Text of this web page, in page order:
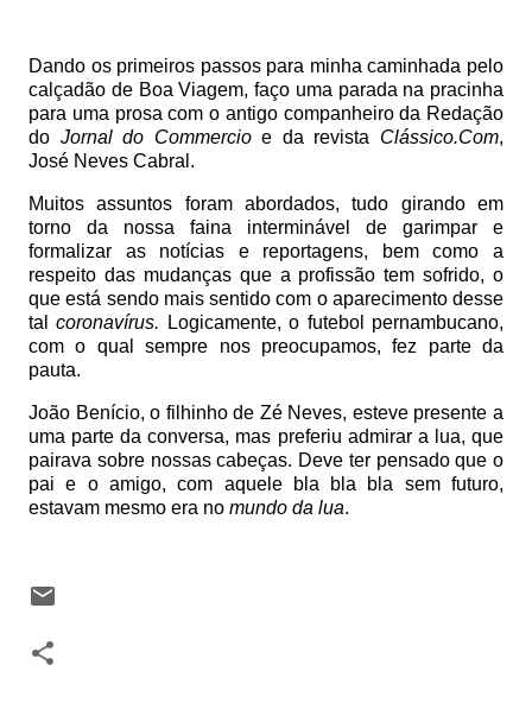
Dando os primeiros passos para minha caminhada pelo
calçadão de Boa Viagem, faço uma parada na pracinha
para uma prosa com o antigo companheiro da Redação
do Jornal do Commercioe da revista Clássico.Com,
José Neves Cabral.
Muitos assuntos foram abordados, tudo girando em
torno da nossa faina interminável de garimpar e
formalizar as notícias e reportagens, bem como a
respeito das mudanças que a profissão tem sofrido, o
que está sendo mais sentido com o aparecimento desse
talcoronavírus. Logicamente, o futebol pernambucano,
com o qual sempre nos preocupamos, fez parte da
pauta.
João Benício, o filhinho de Zé Neves, esteve presente a
uma parte da conversa, mas preferiu admirar a lua, que
pairava sobre nossas cabeças. Deve ter pensado que o
pai e o amigo, com aquele bla bla bla sem futuro,
estavam mesmo era no mundo da lua.